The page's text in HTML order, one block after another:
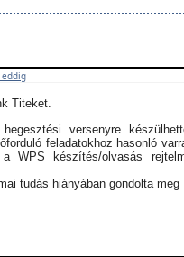
Titeket.
versenyre
feladatokhoz hasonló
a WPS készítés/olvasás
tudás hiányában gondolta meg